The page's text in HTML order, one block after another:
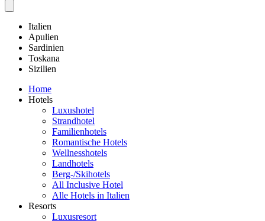
Italien
Apulien
Sardinien
Toskana
Sizilien
Home
Hotels
Luxushotel
Strandhotel
Familienhotels
Romantische Hotels
Wellnesshotels
Landhotels
Berg-/Skihotels
All Inclusive Hotel
Alle Hotels in Italien
Resorts
Luxusresort